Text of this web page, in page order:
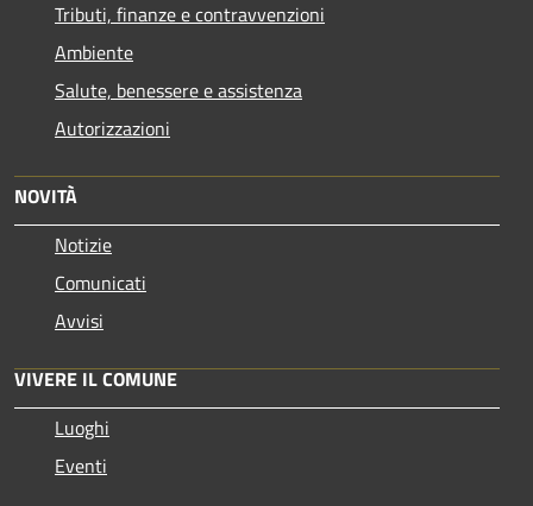
Tributi, finanze e contravvenzioni
Ambiente
Salute, benessere e assistenza
Autorizzazioni
NOVITÀ
Notizie
Comunicati
Avvisi
VIVERE IL COMUNE
Luoghi
Eventi